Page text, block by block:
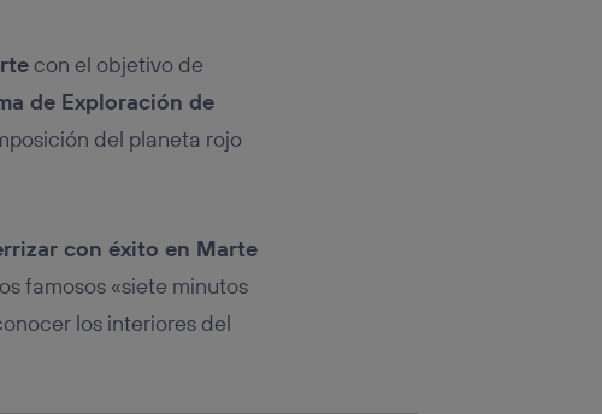
con el objetivo de
de Exploración de
del planeta rojo
con éxito en Marte
famosos «siete minutos
los interiores del
del hogar que
(“consenthub”)